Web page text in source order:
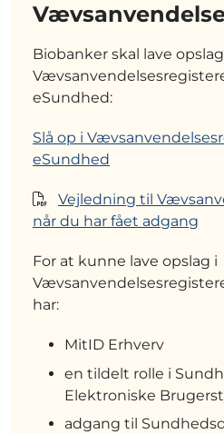
Biobanker skal lave
eSundhed:
Slå op i
eSundhed
Vejledning til
når du har fået adgang
For at kunne lave opslag i
har:
MitID Erhverv
en tildelt rolle i
Elektroniske
adgang til